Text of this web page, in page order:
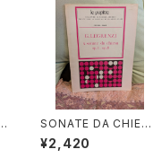
SONATE DA CHIESA
Op.4 - Op.8【著者：G.
LEGRENZI】出版社：H
¥2,420